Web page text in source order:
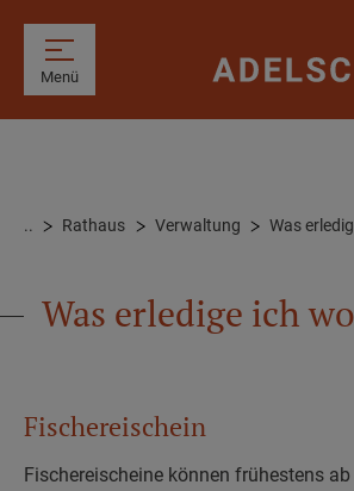
Menü
.. Rathaus Verwaltung Was
Was erledige ich
Fischereischein
Fischereischeine können frühestens